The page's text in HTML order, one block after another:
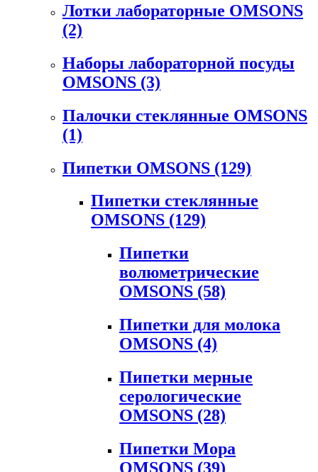
Лотки лабораторные OMSONS
(2)
Наборы лабораторной посуды
OMSONS (3)
Палочки стеклянные OMSONS
(1)
Пипетки OMSONS (129)
Пипетки стеклянные
OMSONS (129)
Пипетки
волюметрические
OMSONS (58)
Пипетки для молока
OMSONS (4)
Пипетки мерные
серологические
OMSONS (28)
Пипетки Мора
OMSONS (39)